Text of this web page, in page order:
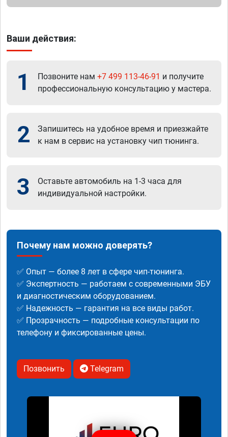
Ваши действия:
1 Позвоните нам +7 499 113-46-91 и получите
профессиональную консультацию у мастера.
2
Запишитесь на удобное время и приезжайте
к нам в сервис на установку чип тюнинга.
3
Оставьте автомобиль на 1-3 часа для
индивидуальной настройки.
Почему нам можно доверять?
✅ Опыт — более 8 лет в сфере чип-тюнинга.
✅ Экспертность — работаем с современными ЭБУ
и диагностическим оборудованием.
✅ Надежность — гарантия на все виды работ.
✅ Прозрачность — подробные консультации по
телефону и фиксированные цены.
Позвонить Telegram